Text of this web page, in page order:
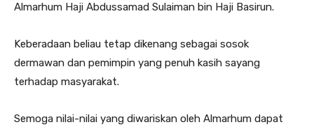
Almarhum Haji Abdussamad Sulaiman bin Haji Basirun.
Keberadaan beliau tetap dikenang sebagai sosok
dermawan dan pemimpin yang penuh kasih sayang
terhadap masyarakat.
Semoga nilai-nilai yang diwariskan oleh Almarhum dapat